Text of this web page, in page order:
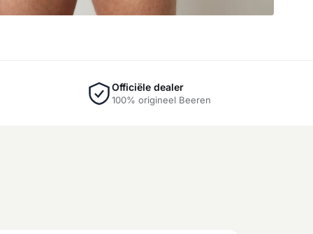
Officiële dealer
100% origineel Beeren